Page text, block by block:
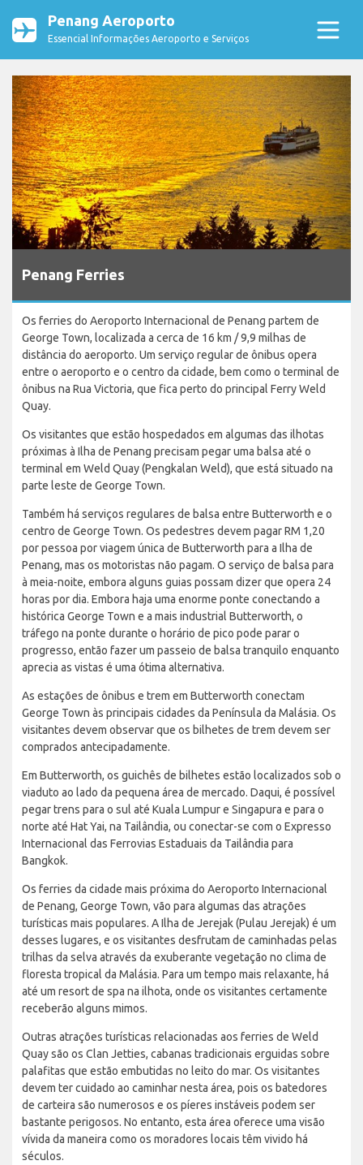
Penang Aeroporto
Essencial Informações Aeroporto e Serviços
Penang Ferries
Os ferries do Aeroporto Internacional de Penang partem de
George Town, localizada a cerca de 16 km / 9,9 milhas de
distância do aeroporto. Um serviço regular de ônibus opera
entre o aeroporto e o centro da cidade, bem como o terminal de
ônibus na Rua Victoria, que fica perto do principal Ferry Weld
Quay.
Os visitantes que estão hospedados em algumas das ilhotas
próximas à Ilha de Penang precisam pegar uma balsa até o
terminal em Weld Quay (Pengkalan Weld), que está situado na
parte leste de George Town.
Também há serviços regulares de balsa entre Butterworth e o
centro de George Town. Os pedestres devem pagar RM 1,20
por pessoa por viagem única de Butterworth para a Ilha de
Penang, mas os motoristas não pagam. O serviço de balsa para
à meia-noite, embora alguns guias possam dizer que opera 24
horas por dia. Embora haja uma enorme ponte conectando a
histórica George Town e a mais industrial Butterworth, o
tráfego na ponte durante o horário de pico pode parar o
progresso, então fazer um passeio de balsa tranquilo enquanto
aprecia as vistas é uma ótima alternativa.
As estações de ônibus e trem em Butterworth conectam
George Town às principais cidades da Península da Malásia. Os
visitantes devem observar que os bilhetes de trem devem ser
comprados antecipadamente.
Em Butterworth, os guichês de bilhetes estão localizados sob o
viaduto ao lado da pequena área de mercado. Daqui, é possível
pegar trens para o sul até Kuala Lumpur e Singapura e para o
norte até Hat Yai, na Tailândia, ou conectar-se com o Expresso
Internacional das Ferrovias Estaduais da Tailândia para
Bangkok.
Os ferries da cidade mais próxima do Aeroporto Internacional
de Penang, George Town, vão para algumas das atrações
turísticas mais populares. A Ilha de Jerejak (Pulau Jerejak) é um
desses lugares, e os visitantes desfrutam de caminhadas pelas
trilhas da selva através da exuberante vegetação no clima de
floresta tropical da Malásia. Para um tempo mais relaxante, há
até um resort de spa na ilhota, onde os visitantes certamente
receberão alguns mimos.
Outras atrações turísticas relacionadas aos ferries de Weld
Quay são os Clan Jetties, cabanas tradicionais erguidas sobre
palafitas que estão embutidas no leito do mar. Os visitantes
devem ter cuidado ao caminhar nesta área, pois os batedores
de carteira são numerosos e os píeres instáveis podem ser
bastante perigosos. No entanto, esta área oferece uma visão
vívida da maneira como os moradores locais têm vivido há
séculos.